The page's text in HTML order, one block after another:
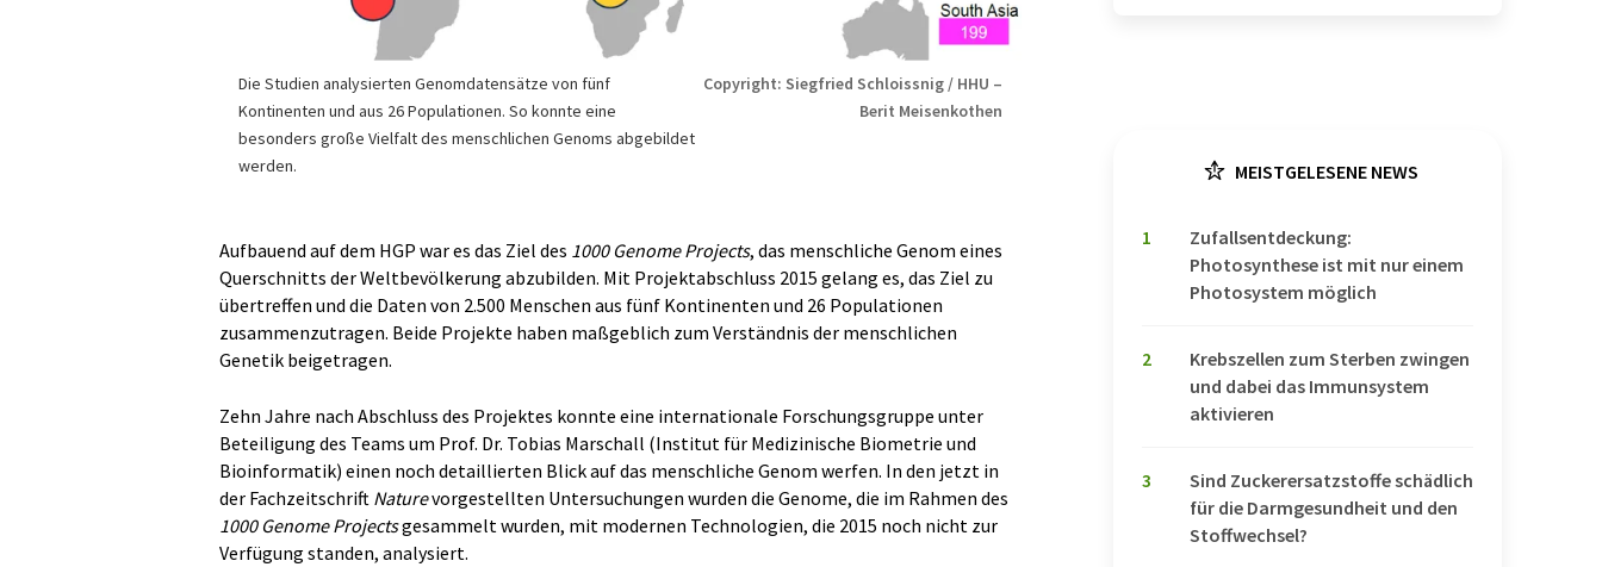
Die Studien analysierten Genomdatensätze von fünf
Kontinenten und aus 26 Populationen. So konnte eine
besonders große Vielfalt des menschlichen Genoms abgebildet
werden.
Copyright: Siegfried Schloissnig / HHU –
Berit Meisenkothen
Aufbauend auf dem HGP war es das Ziel des 1000 Genome Projects, das menschliche Genom eines
Querschnitts der Weltbevölkerung abzubilden. Mit Projektabschluss 2015 gelang es, das Ziel zu
übertreffen und die Daten von 2.500 Menschen aus fünf Kontinenten und 26 Populationen
zusammenzutragen. Beide Projekte haben maßgeblich zum Verständnis der menschlichen
Genetik beigetragen.
Zehn Jahre nach Abschluss des Projektes konnte eine internationale Forschungsgruppe unter
Beteiligung des Teams um Prof. Dr. Tobias Marschall (Institut für Medizinische Biometrie und
Bioinformatik) einen noch detaillierten Blick auf das menschliche Genom werfen. In den jetzt in
der Fachzeitschrift Naturevorgestellten Untersuchungen wurden die Genome, die im Rahmen des
1000 Genome Projectsgesammelt wurden, mit modernen Technologien, die 2015 noch nicht zur
Verfügung standen, analysiert.
MEISTGELESENE NEWS
1
Zufallsentdeckung:
Photosynthese ist mit nur einem
Photosystem möglich
2
Krebszellen zum Sterben zwingen
und dabei das Immunsystem
aktivieren
3
Sind Zuckerersatzstoffe schädlich
für die Darmgesundheit und den
Stoffwechsel?